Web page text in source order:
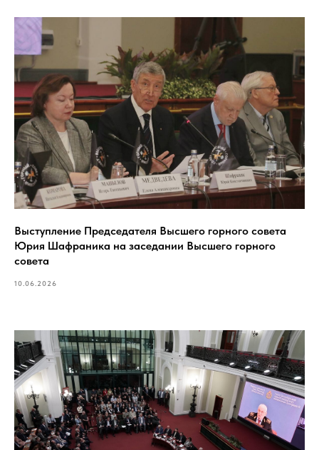
Выступление Председателя Высшего горного совета
Юрия Шафраника на заседании Высшего горного
совета
10.06.2026